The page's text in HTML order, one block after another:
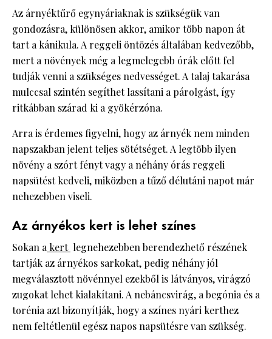
Az árnyéktűrő egynyáriaknak is szükségük van
gondozásra, különösen akkor, amikor több napon át
tart a kánikula. A reggeli öntözés általában kedvezőbb,
mert a növények még a legmelegebb órák előtt fel
tudják venni a szükséges nedvességet. A talaj takarása
mulccsal szintén segíthet lassítani a párolgást, így
ritkábban szárad ki a gyökérzóna.
Arra is érdemes figyelni, hogy az árnyék nem minden
napszakban jelent teljes sötétséget. A legtöbb ilyen
növény a szórt fényt vagy a néhány órás reggeli
napsütést kedveli, miközben a tűző délutáni napot már
nehezebben viseli.
Az árnyékos kert is lehet színes
Sokan a kert legnehezebben berendezhető részének
tartják az árnyékos sarkokat, pedig néhány jól
megválasztott növénnyel ezekből is látványos, virágzó
zugokat lehet kialakítani. A nebáncsvirág, a begónia és a
torénia azt bizonyítják, hogy a színes nyári kerthez
nem feltétlenül egész napos napsütésre van szükség.